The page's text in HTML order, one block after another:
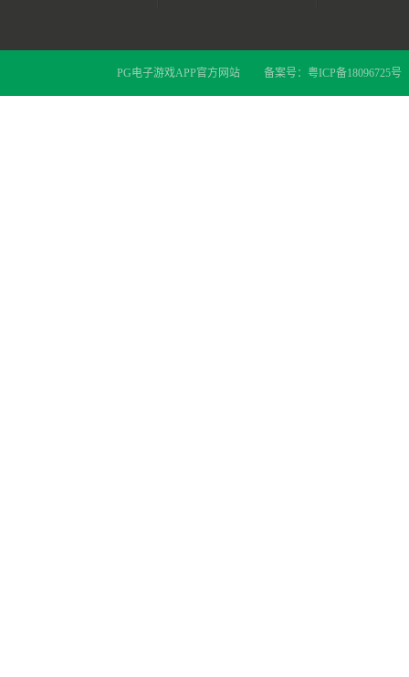
PG电子游戏APP官方网站 备案号： 粤ICP备18096725号